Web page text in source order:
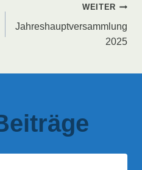
WEITER
Jahreshauptversammlung
2025